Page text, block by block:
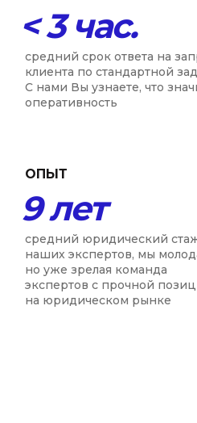
< 3 час.
средний срок ответа на
клиента по стандартной
С нами Вы узнаете, что
оперативность
ОПЫТ
9 лет
средний юридический
наших экспертов, мы
но уже зрелая команда
экспертов с прочной
на юридическом рынке